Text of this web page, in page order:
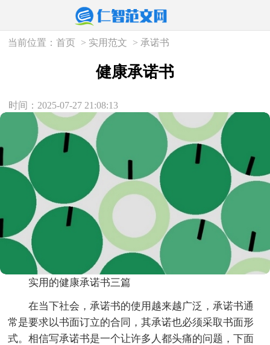
当前位置：首页 > 实用范文 > 承诺书
健康承诺书
时间：2025-07-27 21:08:13
实用的健康承诺书三篇
在当下社会，承诺书的使用越来越广泛，承诺书通
常是要求以书面订立的合同，其承诺也必须采取书面形
式。相信写承诺书是一个让许多人都头痛的问题，下面